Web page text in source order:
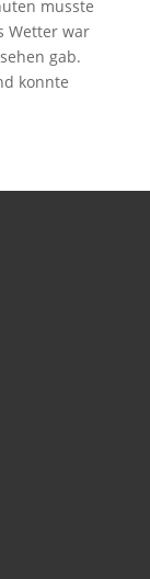
musste
Wetter war
gab.
konnte